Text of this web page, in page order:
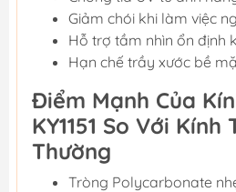
Giảm chói khi làm việc
Hỗ trợ tầm nhìn ổn định
Hạn chế trầy xước bề
Điểm Mạnh Của
KY1151 So Với Kính
Thường
Tròng Polycarbonate